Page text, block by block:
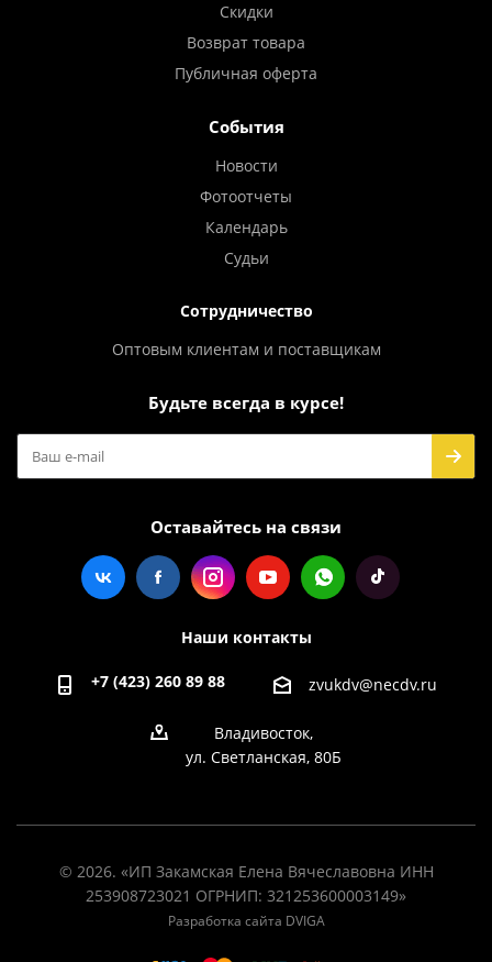
Скидки
Возврат товара
Публичная оферта
События
Новости
Фотоотчеты
Календарь
Судьи
Сотрудничество
Оптовым клиентам и поставщикам
Будьте всегда в курсе!
Оставайтесь на связи
Наши контакты
+7 (423) 260 89 88 zvukdv@necdv.ru
Владивосток,
ул. Светланская, 80Б
© 2026. «ИП Закамская Елена Вячеславовна ИНН
253908723021 ОГРНИП: 321253600003149»
Разработка сайта DVIGA